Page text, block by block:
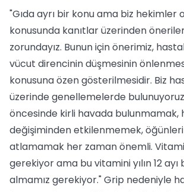
"Gıda ayrı bir konu ama biz hekimler
konusunda kanıtlar üzerinden
zorundayız. Bunun için önerimiz,
vücut direncinin düşmesinin
konusuna özen gösterilmesidir. Biz
üzerinde genellemelerde
öncesinde kirli havada bulunmamak,
değişiminden etkilenmemek,
atlamamak her zaman önemli.
gerekiyor ama bu vitamini yılın 12
almamız gerekiyor." Grip nedeniyle